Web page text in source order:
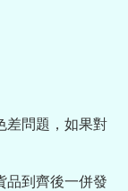
差問題，如果對
品到齊後一併發